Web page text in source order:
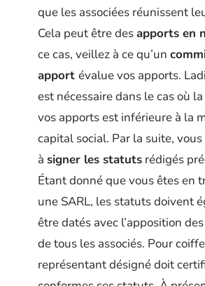
que les associées réunissent
Cela peut être desapports en
ce cas, veillez à ce qu’un
apport évalue vos apports.
est nécessaire dans le cas où
vos apports est inférieure à la
capital social. Par la suite,
à signer les statuts rédigés
Étant donné que vous êtes en
une SARL, les statuts doivent
être datés avec l’apposition
de tous les associés. Pour
représentant désigné doit